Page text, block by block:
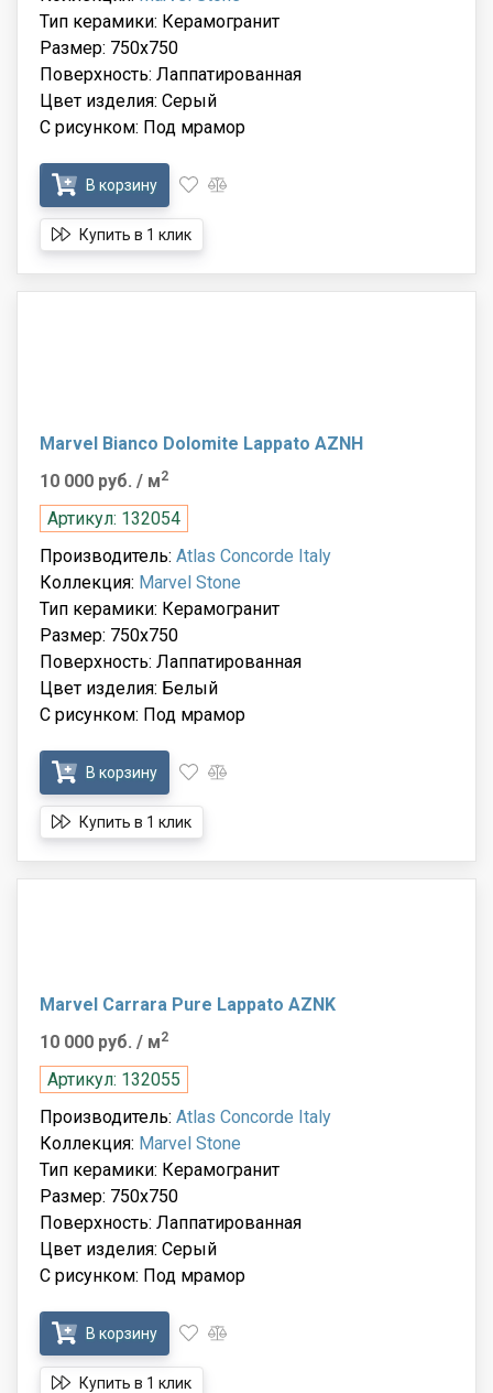
Тип керамики: Керамогранит
Размер: 750x750
Поверхность: Лаппатированная
Цвет изделия: Серый
С рисунком: Под мрамор
В корзину
Купить в 1 клик
Marvel Bianco Dolomite Lappato AZNH
10 000 руб. / м2
Артикул: 132054
Производитель: Atlas Concorde Italy
Коллекция: Marvel Stone
Тип керамики: Керамогранит
Размер: 750x750
Поверхность: Лаппатированная
Цвет изделия: Белый
С рисунком: Под мрамор
В корзину
Купить в 1 клик
Marvel Carrara Pure Lappato AZNK
10 000 руб. / м2
Артикул: 132055
Производитель: Atlas Concorde Italy
Коллекция: Marvel Stone
Тип керамики: Керамогранит
Размер: 750x750
Поверхность: Лаппатированная
Цвет изделия: Серый
С рисунком: Под мрамор
В корзину
Купить в 1 клик